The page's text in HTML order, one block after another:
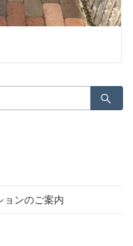
ンのご案内